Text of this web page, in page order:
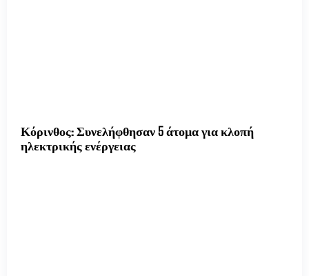
Κόρινθος: Συνελήφθησαν 5 άτομα για κλοπή
ηλεκτρικής ενέργειας